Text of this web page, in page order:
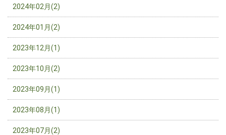
2024年02月(2)
2024年01月(2)
2023年12月(1)
2023年10月(2)
2023年09月(1)
2023年08月(1)
2023年07月(2)